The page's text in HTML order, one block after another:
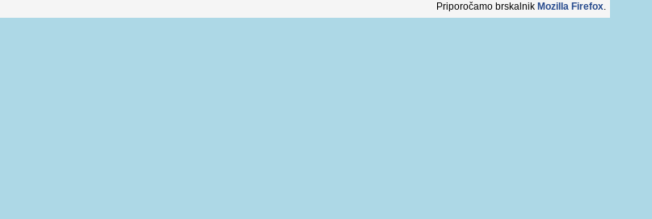
Priporočamo brskalnik Mozilla Firefox.